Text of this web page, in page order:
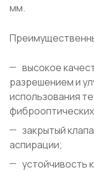
мм.
высокое
разрешением и
использования
закрытый
аспирации;
устойчивость